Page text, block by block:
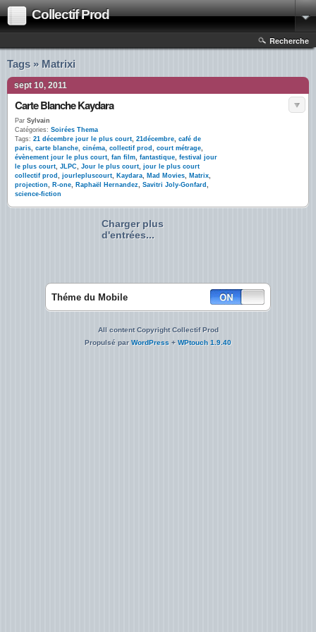
Collectif Prod
Recherche
Tags » Matrixi
sept 10, 2011
Carte Blanche Kaydara
Par Sylvain
Catégories: Soirées Thema
Tags: 21 décembre jour le plus court, 21décembre, café de
paris, carte blanche, cinéma, collectif prod , court métrage,
évènement jour le plus court, fan film, fantastique, festival jour
le plus court, JLPC, Jour le plus court, jour le plus court
collectif prod , jourlepluscourt, Kaydara, Mad Movies, Matrix,
projection, R-one, Raphaël Hernandez, Savitri Joly-Gonfard ,
science-fiction
Charger plus
d'entrées...
Théme du Mobile
All content Copyright Collectif Prod
Propulsé parWordPress + WPtouch 1.9.40